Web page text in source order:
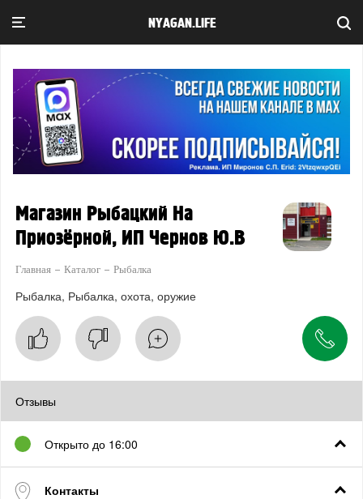
NYAGAN.LIFE
Магазин Рыбацкий На
Приозёрной, ИП Чернов Ю.В
Главная Каталог Рыбалка
Рыбалка Рыбалка, охота, оружие
Отзывы
Открыто до 16:00
Контакты